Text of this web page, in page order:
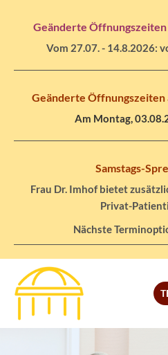
Geänderte
Vom 27.07. - 14.8.2026:
Geänderte Öffnungszeiten
Am Montag,
Samstags-
Frau Dr. Imhof bietet
Privat-
Nächste